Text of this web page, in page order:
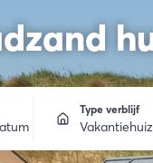
Type verblijf